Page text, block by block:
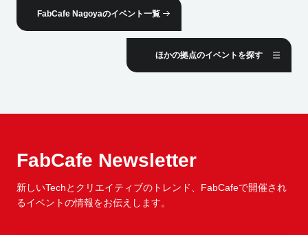
FabCafe Nagoyaのイベント一覧
ほかの拠点のイベントを探す
FabCafe Newsletter
新しいTechとクリエイティブのトレンド、 FabCafeで開催され
るイベントの情報をお伝えします。